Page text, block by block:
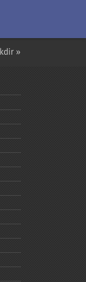
»